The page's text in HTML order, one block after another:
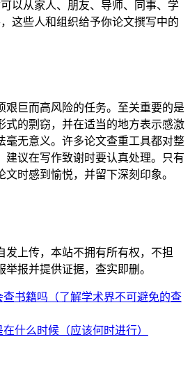
以从家人、朋友、导师、同事、学
这些人和组织给予你论文撰写中的
艰巨而高风险的任务。至关重要的是
式的剽窃，并在适当的地方表示感激
毫无意义。许多论文查重工具都对整
建议在写作致谢时要认真处理。只有
时感到愉悦，并留下深刻印象。
发上传，本站不拥有所有权，不担
报并提供证据，查实即删。
查书籍吗（了解学术界不可避免的查
什么时候（应该何时进行）